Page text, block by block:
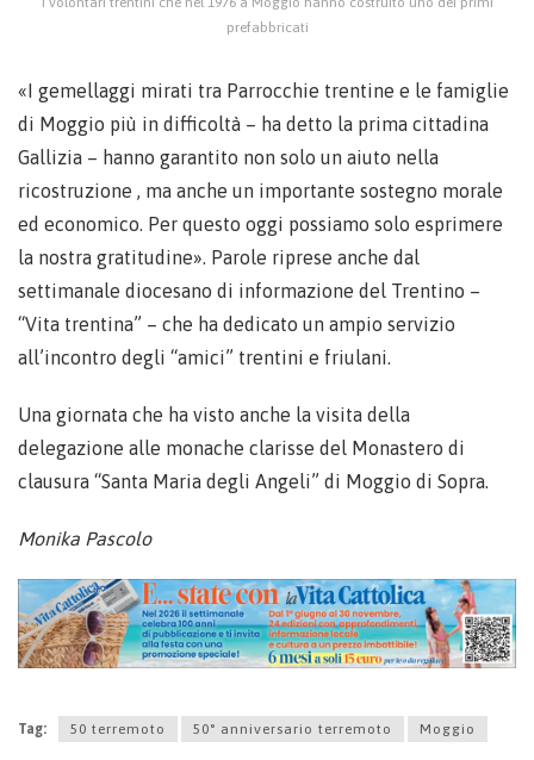
prefabbricati
«I gemellaggi mirati tra Parrocchie trentine e le famiglie
di Moggio più in difficoltà – ha detto la prima cittadina
Gallizia – hanno garantito non solo un aiuto nella
ricostruzione , ma anche un importante sostegno morale
ed economico. Per questo oggi possiamo solo esprimere
la nostra gratitudine». Parole riprese anche dal
settimanale diocesano di informazione del Trentino –
“Vita trentina” – che ha dedicato un ampio servizio
all’incontro degli “amici” trentini e friulani.
Una giornata che ha visto anche la visita della
delegazione alle monache clarisse del Monastero di
clausura “Santa Maria degli Angeli” di Moggio di Sopra.
Monika Pascolo
Tag: 50 terremoto 50° anniversario terremoto Moggio